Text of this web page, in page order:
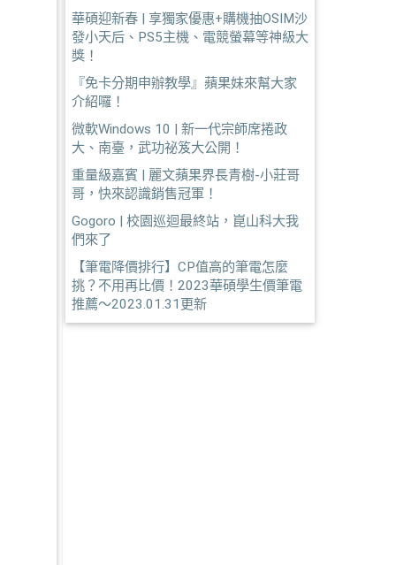
華碩迎新春 | 享獨家優惠+購機抽OSIM沙
發小天后、PS5主機、電競螢幕等神級大
獎！
『免卡分期申辦教學』蘋果妹來幫大家
介紹囉！
微軟Windows 10 | 新一代宗師席捲政
大、南臺，武功祕笈大公開！
重量級嘉賓 | 麗文蘋果界長青樹-小莊哥
哥，快來認識銷售冠軍！
Gogoro | 校園巡迴最終站，崑山科大我
們來了
【筆電降價排行】CP值高的筆電怎麼
挑？不用再比價！2023華碩學生價筆電
推薦～2023.01.31更新